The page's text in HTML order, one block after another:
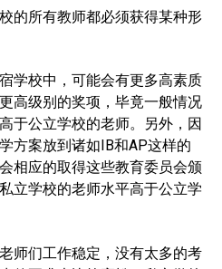
的所有教师都必须获得某种形
学校中，可能会有更多高素质
高级别的奖项，毕竟一般情况
于公立学校的老师。另外，因
方案放到诸如IB和AP这样的
相应的取得这些教育委员会颁
立学校的老师水平高于公立学
师们工作稳定，没有太多的考